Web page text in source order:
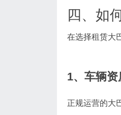
四、如
在选择租赁大
1、车辆
正规运营的大